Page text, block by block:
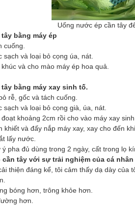
Uống nước ép cần tây
bằng máy ép
cuống.
và loại bỏ cọng úa, nát.
và cho mào máy ép hoa quả.
bằng máy xay sinh tố.
rễ, gốc và tách cuống.
và loại bỏ cọng già, úa, nát.
khoảng 2cm rồi cho vào máy xay sinh
và đấy nắp máy xay, xay cho đến khi
lấy nước.
pha đủ dùng trong 2 ngày, cất trong lọ
tây với sự trải nghiệm của cá nhân
thiện đáng kể, tôi cảm thấy dạ dày
bóng hơn, trông khỏe hơn.
hơn.